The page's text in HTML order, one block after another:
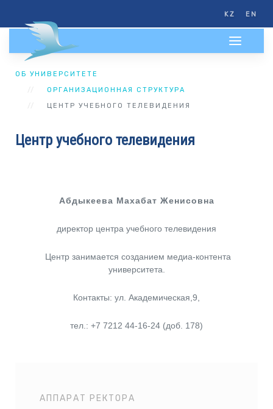
KZ EN
ОБ УНИВЕРСИТЕТЕ
ОРГАНИЗАЦИОННАЯ СТРУКТУРА
ЦЕНТР УЧЕБНОГО ТЕЛЕВИДЕНИЯ
Центр учебного телевидения
Абдыкеева Махабат Женисовна
директор центра учебного телевидения
Центр занимается созданием медиа-контента
университета.
Контакты: ул. Академическая,9,
тел.: +7 7212 44-16-24 (доб. 178)
АППАРАТ РЕКТОРА